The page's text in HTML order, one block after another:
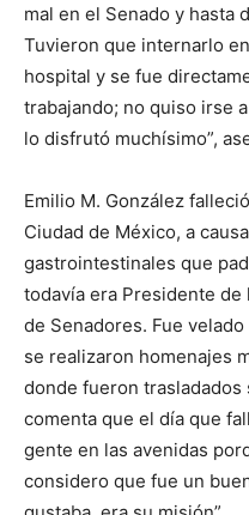
mal en el Senado y hasta
Tuvieron que internarlo
hospital y se fue
trabajando; no quiso irse
lo disfrutó muchísimo”,
Emilio M. González
Ciudad de México, a
gastrointestinales que
todavía era Presidente de
de Senadores. Fue
se realizaron homenajes
donde fueron trasladados
comenta que el día que
gente en las avenidas
considero que fue un